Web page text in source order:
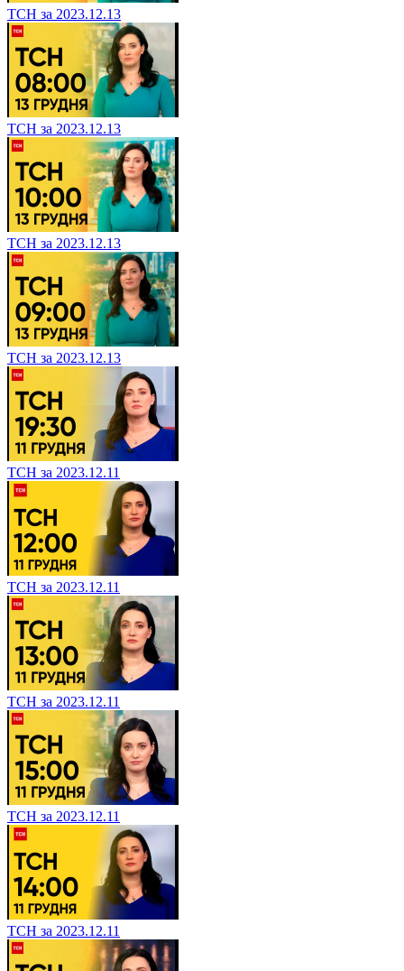
ТСН за 2023.12.13
ТСН за 2023.12.13
ТСН за 2023.12.13
ТСН за 2023.12.13
ТСН за 2023.12.11
ТСН за 2023.12.11
ТСН за 2023.12.11
ТСН за 2023.12.11
ТСН за 2023.12.11